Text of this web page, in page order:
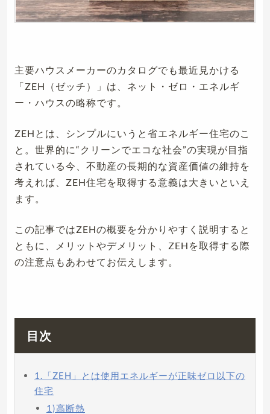
主要ハウスメーカーのカタログでも最近見かける
「ZEH（ゼッチ）」は、ネット・ゼロ・エネルギ
ー・ハウスの略称です。
ZEHとは、シンプルにいうと省エネルギー住宅のこ
と。世界的に“クリーンでエコな社会”の実現が目指
されている今、不動産の長期的な資産価値の維持を
考えれば、ZEH住宅を取得する意義は大きいといえ
ます。
この記事ではZEHの概要を分かりやすく説明すると
ともに、メリットやデメリット、ZEHを取得する際
の注意点もあわせてお伝えします。
目次
1.「ZEH」とは使用エネルギーが正味ゼロ以下の
住宅
1)高断熱